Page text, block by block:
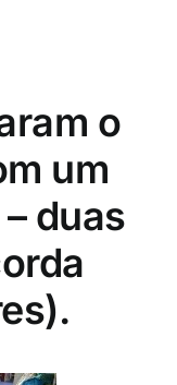
o
um
duas